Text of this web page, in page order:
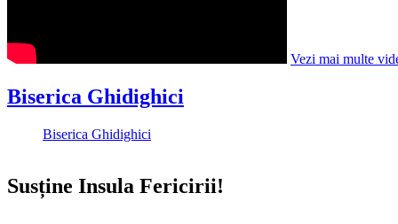
Vezi mai multe
Biserica Ghidighici
Biserica Ghidighici
Susține Insula Fericirii!